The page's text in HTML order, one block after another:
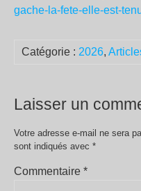
gache-la-fete-elle-est-
Catégorie : 2026,
Laisser un
Votre adresse e-mail ne sera
sont indiqués avec *
Commentaire *